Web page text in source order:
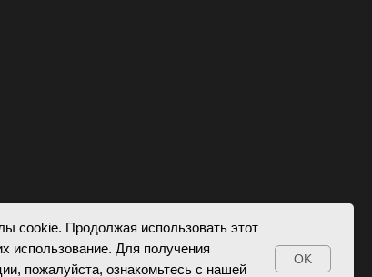
cookie. Продолжая использовать этот
использование. Для получения
пожалуйста, ознакомьтесь с нашей
OK